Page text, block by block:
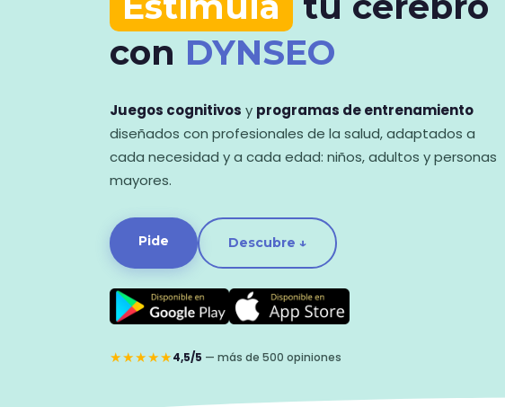
con DYNSEO
Juegos cognitivos y programas de entrenamiento
diseñados con profesionales de la salud, adaptados a
cada necesidad y a cada edad: niños, adultos y personas
mayores.
Pide Descubre ↓
★★★★★4,5/5 — más de 500 opiniones